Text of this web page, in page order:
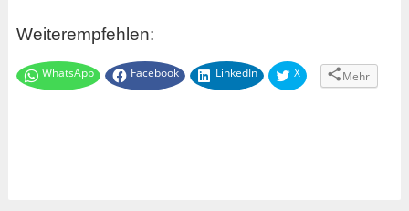
Weiterempfehlen:
WhatsApp Facebook LinkedIn X Mehr